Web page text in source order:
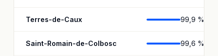
Terres-de-Caux 99,9 %
Saint-Romain-de-Colbosc 99,6 %